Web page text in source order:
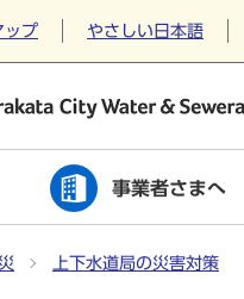
ップ やさしい日本語
事業者さまへ
上下水道局の災害対策